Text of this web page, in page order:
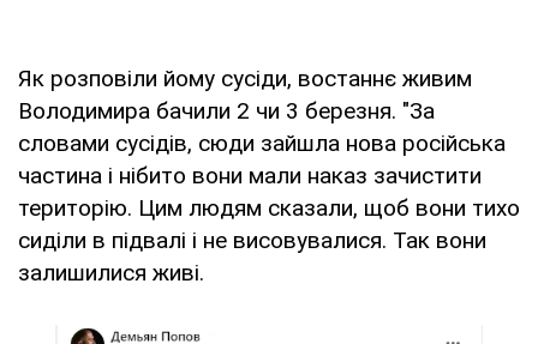
Як розповіли йому сусіди, востаннє живим
Володимира бачили 2 чи 3 березня. "За
словами сусідів, сюди зайшла нова російська
частина і нібито вони мали наказ зачистити
територію. Цим людям сказали, щоб вони тихо
сиділи в підвалі і не висовувалися. Так вони
залишилися живі.